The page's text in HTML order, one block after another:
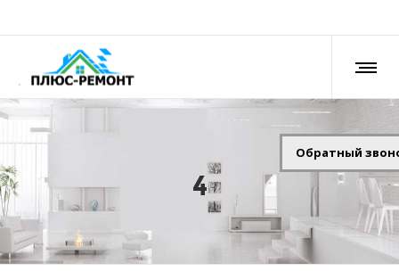
4
Обратный